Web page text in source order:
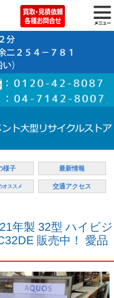
様子 最新情報
オススメ 交通アクセス
年製 32型 ハイビジ
販売中！ 愛品